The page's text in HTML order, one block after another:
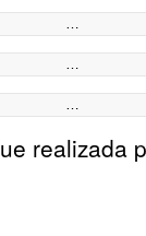
…
…
…
realizada